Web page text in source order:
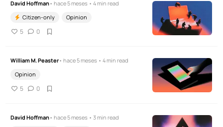
David Hoffman• hace 5 meses • 4 min read
Citizen-only
Opinion
5 0
William M. Peaster• hace 5 meses • 4 min read
Opinion
5 0
David Hoffman• hace 5 meses • 3 min read